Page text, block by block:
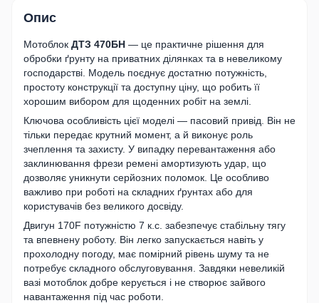
Опис
Мотоблок ДТЗ 470БН — це практичне рішення для
обробки ґрунту на приватних ділянках та в невеликому
господарстві. Модель поєднує достатню потужність,
простоту конструкції та доступну ціну, що робить її
хорошим вибором для щоденних робіт на землі.
Ключова особливість цієї моделі — пасовий привід. Він не
тільки передає крутний момент, а й виконує роль
зчеплення та захисту. У випадку перевантаження або
заклинювання фрези ремені амортизують удар, що
дозволяє уникнути серйозних поломок. Це особливо
важливо при роботі на складних ґрунтах або для
користувачів без великого досвіду.
Двигун 170F потужністю 7 к.с. забезпечує стабільну тягу
та впевнену роботу. Він легко запускається навіть у
прохолодну погоду, має помірний рівень шуму та не
потребує складного обслуговування. Завдяки невеликій
вазі мотоблок добре керується і не створює зайвого
навантаження під час роботи.